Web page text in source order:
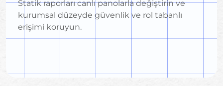
Statik raporları canlı panolarla değiştirin ve
kurumsal düzeyde güvenlik ve rol tabanlı
erişimi koruyun.